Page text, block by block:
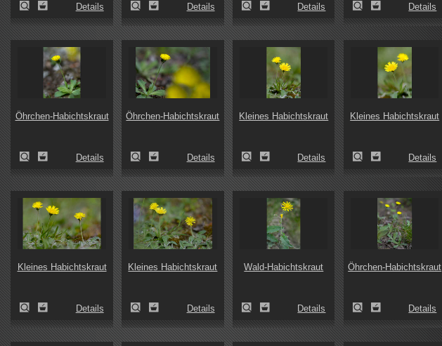
Details Details Details Details
Öhrchen-Habichtskraut
Details
Öhrchen-Habichtskraut
Details
Kleines Habichtskraut
Details
Kleines Habichtskraut
Details
Kleines Habichtskraut
Details
Kleines Habichtskraut
Details
Wald-Habichtskraut
Details
Öhrchen-Habichtskraut
Details